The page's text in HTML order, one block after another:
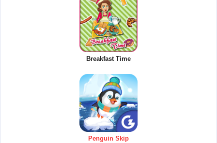
Breakfast Time
Penguin Skip